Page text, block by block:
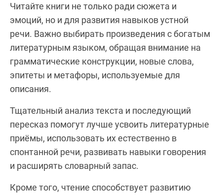
Читайте книги не только ради сюжета и
эмоций, но и для развития навыков устной
речи. Важно выбирать произведения с богатым
литературным языком, обращая внимание на
грамматические конструкции, новые слова,
эпитеты и метафоры, используемые для
описания.
Тщательный анализ текста и последующий
пересказ помогут лучше усвоить литературные
приёмы, использовать их естественно в
спонтанной речи, развивать навыки говорения
и расширять словарный запас.
Кроме того, чтение способствует развитию